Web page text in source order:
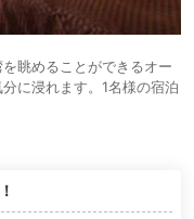
眺めることができるオー
に浸れます。1名様の宿泊